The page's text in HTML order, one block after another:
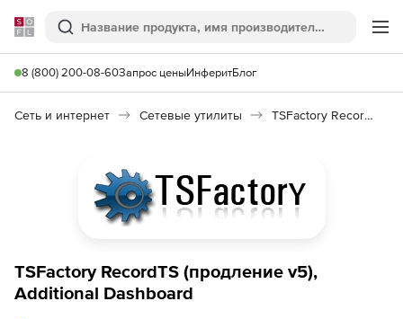
Softline
Поиск
8 (800) 200-08-60Запрос ценыИнферитБлог
Сеть и интернет Сетевые утилиты TSFactory RecordTS
TSFactory RecordTS (продление v5),
Additional Dashboard